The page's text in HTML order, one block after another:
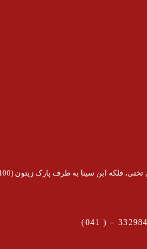
فلکه ابن سینا به طرف پارک زیتون (100 متر نرسیده به پارک)